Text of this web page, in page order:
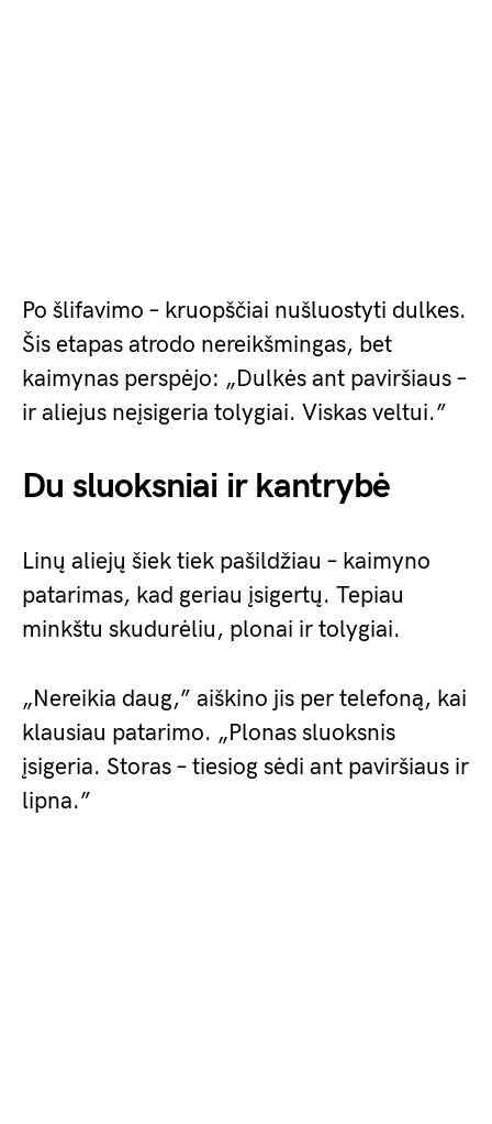
Po šlifavimo – kruopščiai nušluostyti dulkes.
Šis etapas atrodo nereikšmingas, bet
kaimynas perspėjo: „Dulkės ant paviršiaus –
ir aliejus neįsigeria tolygiai. Viskas veltui.”
Du sluoksniai ir kantrybė
Linų aliejų šiek tiek pašildžiau – kaimyno
patarimas, kad geriau įsigertų. Tepiau
minkštu skudurėliu, plonai ir tolygiai.
„Nereikia daug,” aiškino jis per telefoną, kai
klausiau patarimo. „Plonas sluoksnis
įsigeria. Storas – tiesiog sėdi ant paviršiaus ir
lipna.”